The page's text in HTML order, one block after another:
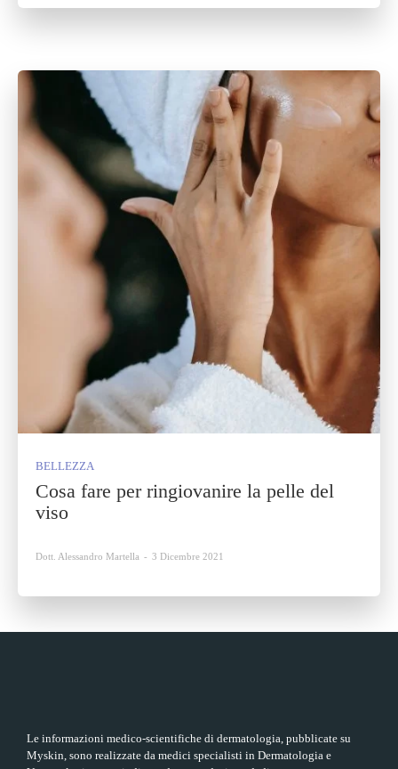
BELLEZZA
Cosa fare per ringiovanire la pelle del
viso
Dott. Alessandro Martella - 3 Dicembre 2021
Le informazioni medico-scientifiche di dermatologia, pubblicate su
Myskin, sono realizzate da medici specialisti in Dermatologia e